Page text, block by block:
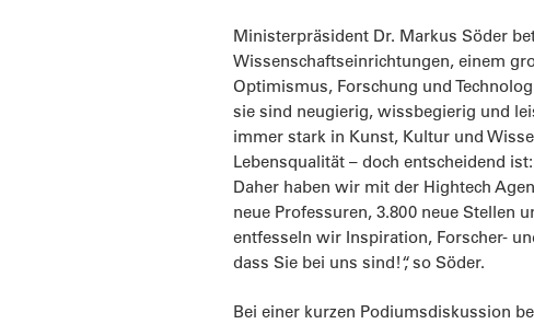
Ministerpräsident Dr. Markus Söder
Wissenschaftseinrichtungen, einem
Optimismus, Forschung und
sie sind neugierig, wissbegierig und
immer stark in Kunst, Kultur und
Lebensqualität – doch entscheidend
Daher haben wir mit der Hightech
neue Professuren, 3.800 neue Stellen
entfesseln wir Inspiration, Forscher-
dass Sie bei uns sind!“, so Söder.
Bei einer kurzen Podiumsdiskussion